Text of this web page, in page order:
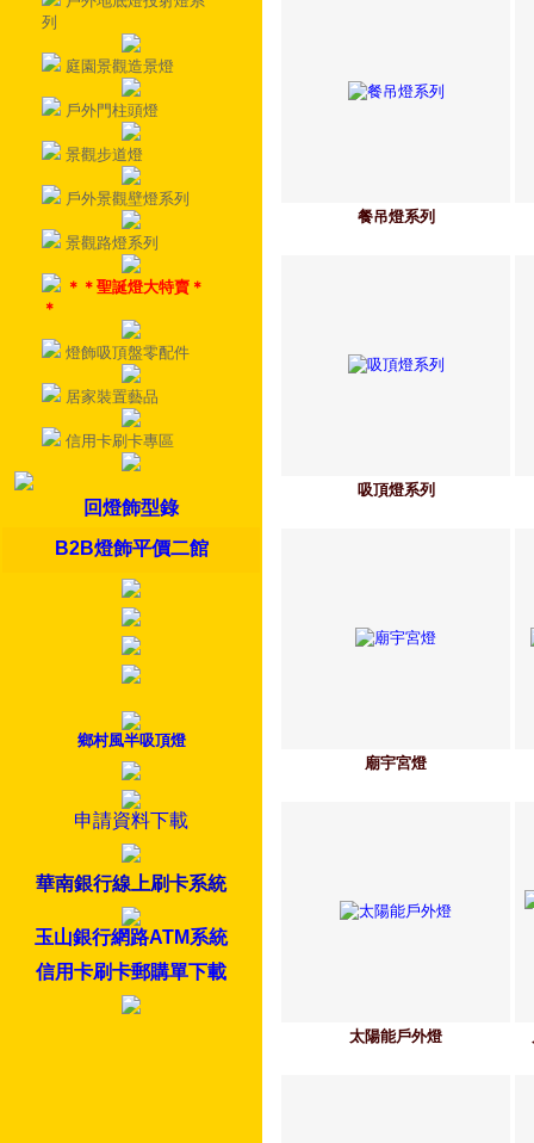
列
庭園景觀造景燈
戶外門柱頭燈
景觀步道燈
戶外景觀壁燈系列
景觀路燈系列
＊＊聖誕燈大特賣＊
＊
燈飾吸頂盤零配件
居家裝置藝品
信用卡刷卡專區
回燈飾型錄
B2B燈飾平價二館
鄉村風半吸頂燈
申請資料下載
華南銀行線上刷卡系統
玉山銀行網路ATM系統
信用卡刷卡郵購單下載
餐吊燈系列
吸頂燈系列
廟宇宮燈
太陽能戶外燈